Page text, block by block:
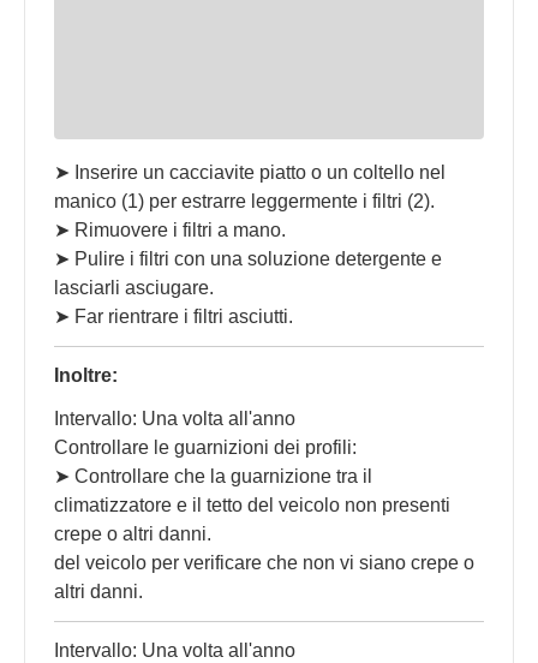
➤ Inserire un cacciavite piatto o un coltello nel
manico (1) per estrarre leggermente i filtri (2).
➤ Rimuovere i filtri a mano.
➤ Pulire i filtri con una soluzione detergente e
lasciarli asciugare.
➤ Far rientrare i filtri asciutti.
Inoltre:
Intervallo: Una volta all'anno
Controllare le guarnizioni dei profili:
➤ Controllare che la guarnizione tra il
climatizzatore e il tetto del veicolo non presenti
crepe o altri danni.
del veicolo per verificare che non vi siano crepe o
altri danni.
Intervallo: Una volta all'anno